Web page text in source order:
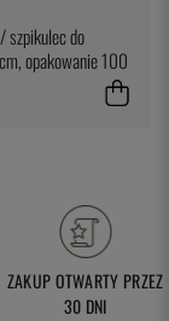
szpikulec do
opakowanie 100
ZAKUP OTWARTY PRZEZ
30 DNI